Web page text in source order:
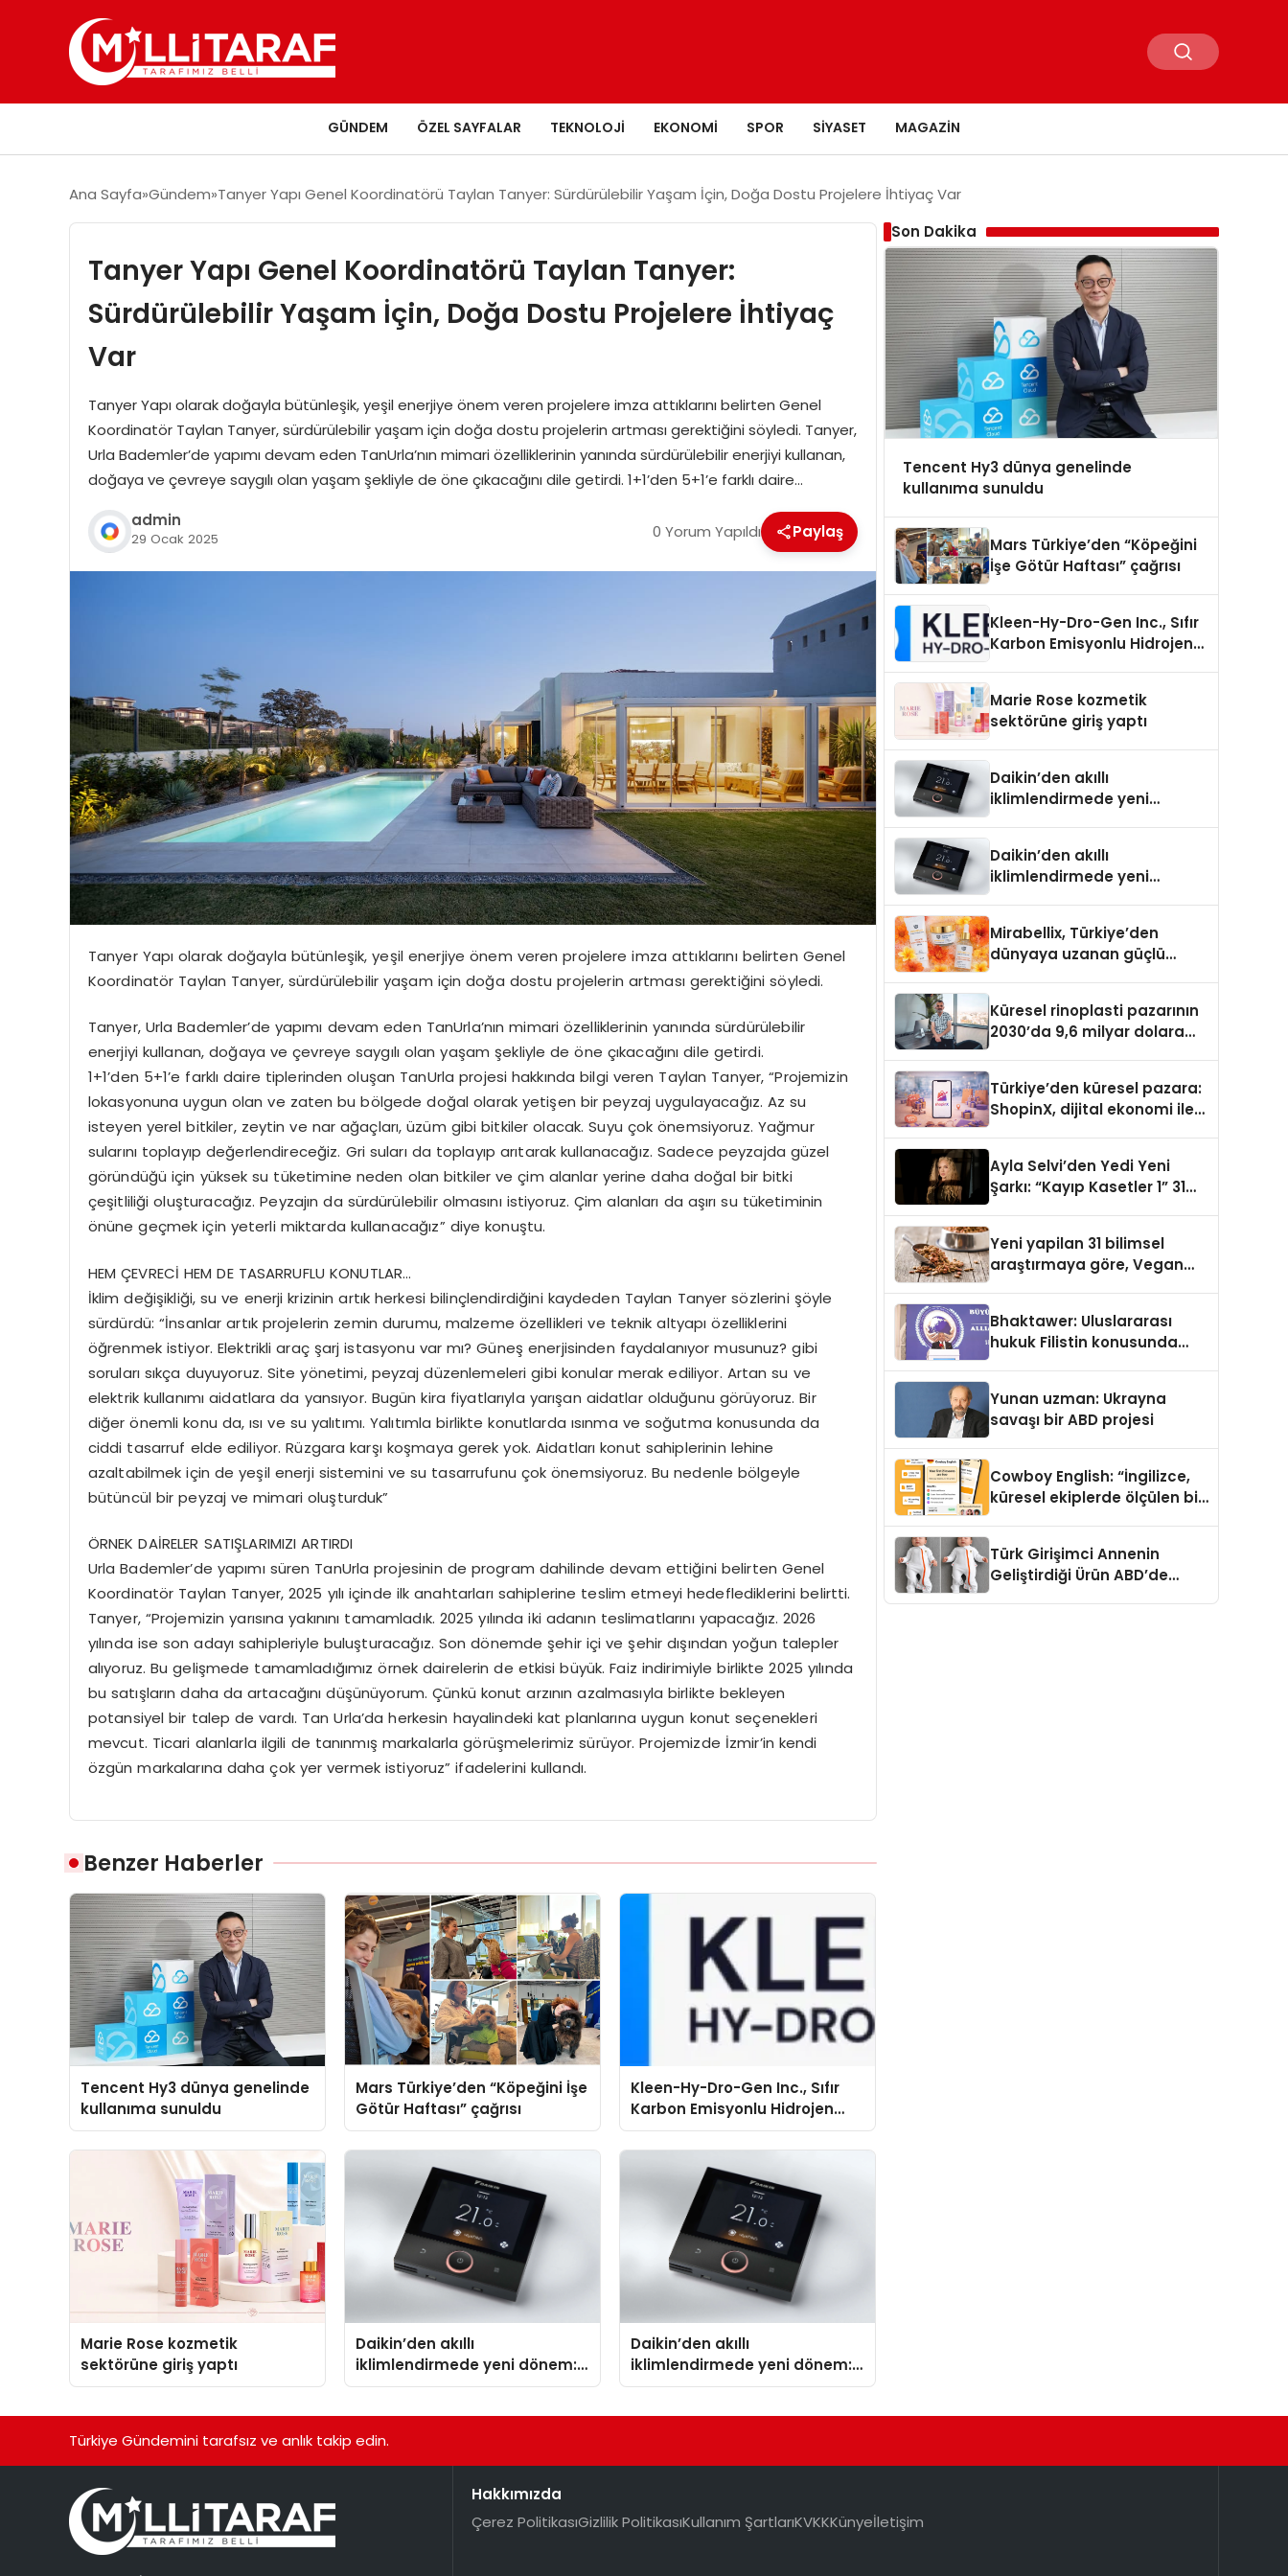
GÜNDEM ÖZEL SAYFALAR TEKNOLOJI EKONOMI SPOR SIYASET MAGAZIN
Ana Sayfa Gündem Tanyer Yapı Genel Koordinatörü Taylan Tanyer: Sürdürülebilir Yaşam İçin, Doğa Dostu Projelere İhtiyaç Var
Tanyer Yapı Genel Koordinatörü Taylan Tanyer:
Sürdürülebilir Yaşam İçin, Doğa Dostu Projelere İhtiyaç
Var
Tanyer Yapı olarak doğayla bütünleşik, yeşil enerjiye önem veren projelere imza attıklarını belirten Genel
Koordinatör Taylan Tanyer, sürdürülebilir yaşam için doğa dostu projelerin artması gerektiğini söyledi. Tanyer,
Urla Bademler’de yapımı devam eden TanUrla’nın mimari özelliklerinin yanında sürdürülebilir enerjiyi kullanan,
doğaya ve çevreye saygılı olan yaşam şekliyle de öne çıkacağını dile getirdi. 1+1’den 5+1’e farklı daire…
admin
29 Ocak 2025 0 Yorum Yapıldı Paylaş
Tanyer Yapı olarak doğayla bütünleşik, yeşil enerjiye önem veren projelere imza attıklarını belirten Genel
Koordinatör Taylan Tanyer, sürdürülebilir yaşam için doğa dostu projelerin artması gerektiğini söyledi.
Tanyer, Urla Bademler’de yapımı devam eden TanUrla’nın mimari özelliklerinin yanında sürdürülebilir
enerjiyi kullanan, doğaya ve çevreye saygılı olan yaşam şekliyle de öne çıkacağını dile getirdi.
1+1’den 5+1’e farklı daire tiplerinden oluşan TanUrla projesi hakkında bilgi veren Taylan Tanyer, “Projemizin
lokasyonuna uygun olan ve zaten bu bölgede doğal olarak yetişen bir peyzaj uygulayacağız. Az su
isteyen yerel bitkiler, zeytin ve nar ağaçları, üzüm gibi bitkiler olacak. Suyu çok önemsiyoruz. Yağmur
sularını toplayıp değerlendireceğiz. Gri suları da toplayıp arıtarak kullanacağız. Sadece peyzajda güzel
göründüğü için yüksek su tüketimine neden olan bitkiler ve çim alanlar yerine daha doğal bir bitki
çeşitliliği oluşturacağız. Peyzajın da sürdürülebilir olmasını istiyoruz. Çim alanları da aşırı su tüketiminin
önüne geçmek için yeterli miktarda kullanacağız” diye konuştu.
HEM ÇEVRECİ HEM DE TASARRUFLU KONUTLAR…
İklim değişikliği, su ve enerji krizinin artık herkesi bilinçlendirdiğini kaydeden Taylan Tanyer sözlerini şöyle
sürdürdü: “İnsanlar artık projelerin zemin durumu, malzeme özellikleri ve teknik altyapı özelliklerini
öğrenmek istiyor. Elektrikli araç şarj istasyonu var mı? Güneş enerjisinden faydalanıyor musunuz? gibi
soruları sıkça duyuyoruz. Site yönetimi, peyzaj düzenlemeleri gibi konular merak ediliyor. Artan su ve
elektrik kullanımı aidatlara da yansıyor. Bugün kira fiyatlarıyla yarışan aidatlar olduğunu görüyoruz. Bir
diğer önemli konu da, ısı ve su yalıtımı. Yalıtımla birlikte konutlarda ısınma ve soğutma konusunda da
ciddi tasarruf elde ediliyor. Rüzgara karşı koşmaya gerek yok. Aidatları konut sahiplerinin lehine
azaltabilmek için de yeşil enerji sistemini ve su tasarrufunu çok önemsiyoruz. Bu nedenle bölgeyle
bütüncül bir peyzaj ve mimari oluşturduk”
ÖRNEK DAİRELER SATIŞLARIMIZI ARTIRDI
Urla Bademler’de yapımı süren TanUrla projesinin de program dahilinde devam ettiğini belirten Genel
Koordinatör Taylan Tanyer, 2025 yılı içinde ilk anahtarları sahiplerine teslim etmeyi hedeflediklerini belirtti.
Tanyer, “Projemizin yarısına yakınını tamamladık. 2025 yılında iki adanın teslimatlarını yapacağız. 2026
yılında ise son adayı sahipleriyle buluşturacağız. Son dönemde şehir içi ve şehir dışından yoğun talepler
alıyoruz. Bu gelişmede tamamladığımız örnek dairelerin de etkisi büyük. Faiz indirimiyle birlikte 2025 yılında
bu satışların daha da artacağını düşünüyorum. Çünkü konut arzının azalmasıyla birlikte bekleyen
potansiyel bir talep de vardı. Tan Urla’da herkesin hayalindeki kat planlarına uygun konut seçenekleri
mevcut. Ticari alanlarla ilgili de tanınmış markalarla görüşmelerimiz sürüyor. Projemizde İzmir’in kendi
özgün markalarına daha çok yer vermek istiyoruz” ifadelerini kullandı.
Benzer Haberler
Tencent Hy3 dünya genelinde
kullanıma sunuldu
Mars Türkiye’den “Köpeğini İşe
Götür Haftası” çağrısı
Kleen-Hy-Dro-Gen Inc., Sıfır
Karbon Emisyonlu Hidrojen
Isıtma Teknolojisinde ISO ve
TSSA Düzenleyici Onaylarını
Marie Rose kozmetik
sektörüne giriş yaptı
Daikin’den akıllı
iklimlendirmede yeni dönem:
Madoka Plus Türkiye’de
Daikin’den akıllı
iklimlendirmede yeni dönem:
Madoka Plus Türkiye’de
Son Dakika
Tencent Hy3 dünya genelinde
kullanıma sunuldu
Mars Türkiye’den “Köpeğini
İşe Götür Haftası” çağrısı
Kleen-Hy-Dro-Gen Inc., Sıfır
Karbon Emisyonlu Hidrojen
Aldı
Marie Rose kozmetik
sektörüne giriş yaptı
Daikin’den akıllı
iklimlendirmede yeni
Daikin’den akıllı
iklimlendirmede yeni
Mirabellix, Türkiye’den
dünyaya uzanan güçlü
Küresel rinoplasti pazarının
2030’da 9,6 milyar dolara
Türkiye’den küresel pazara:
ShopinX, dijital ekonomi ile
Ayla Selvi’den Yedi Yeni
Şarkı: “Kayıp Kasetler 1” 31
Yeni yapilan 31 bilimsel
araştırmaya göre, Vegan
Sindirildiğini Ortaya Koydu
Bhaktawer: Uluslararası
hukuk Filistin konusunda
Yunan uzman: Ukrayna
savaşı bir ABD projesi
Cowboy English: “İngilizce,
küresel ekiplerde ölçülen bir
Türk Girişimci Annenin
Geliştirdiği Ürün ABD’de
Türkiye Gündemini tarafsız ve anlık takip edin.
Hakkımızda
Çerez PolitikasıGizlilik PolitikasıKullanım ŞartlarıKVKKKünyeİletişim